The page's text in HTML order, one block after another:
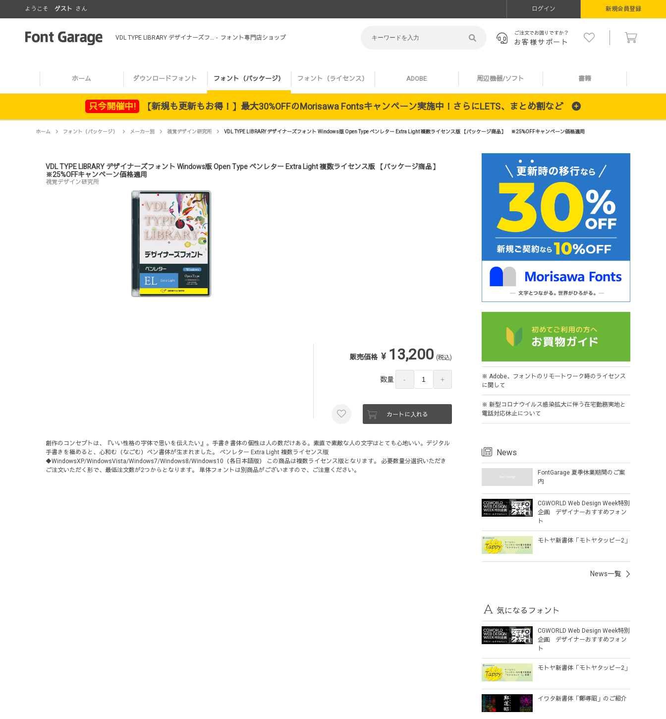
ようこそ ゲスト さん ログイン 新規会員登録
VDL TYPE LIBRARY デザイナーズフォント Windows版 Open Type ペンレター Extra Light 複数ライセンス版 【パッケージ商品】 ※25%OFFキャンペーン価格適用 - フォント専門店ショップ ご注文でお困りですか？
お客様サポート
ホーム ダウンロードフォント フォント（パッケージ） フォント（ライセンス） ADOBE 周辺機器/ソフト 書籍
只今開催中! 【新規も更新もお得！】最大30%OFFのMorisawa Fontsキャンペーン実施中！さらにLETS、まとめ割など
ホーム フォント（パッケージ） メーカー別 視覚デザイン研究所 VDL TYPE LIBRARY デザイナーズフォント Windows版 Open Type ペンレター Extra Light 複数ライセンス版 【パッケージ商品】 ※25%OFFキャンペーン価格適用
VDL TYPE LIBRARY デザイナーズフォント Windows版 Open Type ペンレター Extra Light 複数ライセンス版 【パッケージ商品】
※25%OFFキャンペーン価格適用
視覚デザイン研究所
販売価格 ¥ 13,200 (税込)
数量
カートに入れる
創作のコンセプトは、『いい性格の字体で思いを伝えたい』。手書き書体の個性は人の数だけある。素直で素敵な人の文字はとても心地いい。デジタル
手書きを極めると、心和む（なごむ）ペン書体が生まれました。 ペンレター Extra Light 複数ライセンス版
◆WindowsXP/WindowsVista/Windows7/Windows8/Windows10（各日本語版） この商品は複数ライセンス版となります。 必要数量分選択いただき
ご注文いただく形で、最低注文数が2つからとなります。 単体フォントは別商品がございますので、ご注意ください。
※ Adobe、フォントのリモートワーク時のライセンス
に関して
※ 新型コロナウイルス感染拡大に伴う在宅勤務実地と
電話対応休止について
News
FontGarage 夏季休業期間のご案
内
CGWORLD Web Design Week特別
企画 デザイナーおすすめフォン
ト
モトヤ新書体「モトヤタッピー2」
News一覧
気になるフォント
CGWORLD Web Design Week特別
企画 デザイナーおすすめフォン
ト
モトヤ新書体「モトヤタッピー2」
イワタ新書体「鄭導昭」のご紹介